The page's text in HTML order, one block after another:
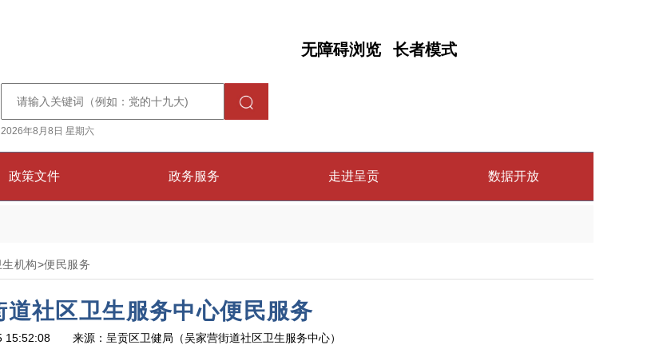
2026年8月8日 星期六
长者模式
无障碍浏览
政策文件 政务服务 走进呈贡 数据开放
生机构>便民服务
道社区卫生服务中心便民服务
15:52:08 来源：呈贡区卫健局（吴家营街道社区卫生服务中心）